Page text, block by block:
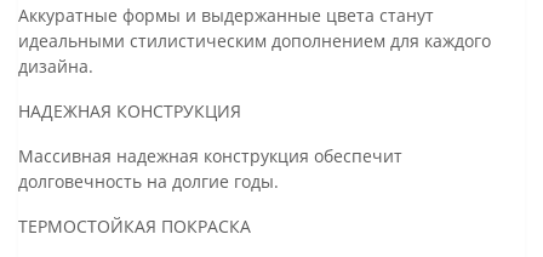
Аккуратные формы и выдержанные цвета станут
идеальными стилистическим дополнением для каждого
дизайна.
НАДЕЖНАЯ КОНСТРУКЦИЯ
Массивная надежная конструкция обеспечит
долговечность на долгие годы.
ТЕРМОСТОЙКАЯ ПОКРАСКА